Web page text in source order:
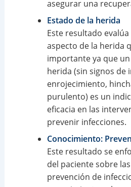
asegurar una
Estado de la herida
Este resultado
aspecto de la herida
importante ya que
herida (sin signos de
enrojecimiento,
purulento) es un
eficacia en las
prevenir infecciones.
Conocimiento:
Este resultado se
del paciente sobre
prevención de